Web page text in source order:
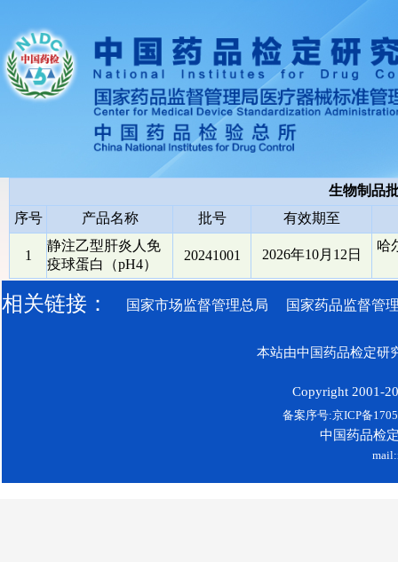
生物制品
序号
产品名称 批号 有效期至
1
静注乙型肝炎人免
疫球蛋白（pH4）
20241001 2026年10月12日
哈
相关链接： 国家市场监督管理总局 国家药品监督管
本站由中国药品检定研
Copyright 2001-
备案序号:京ICP备
中国药品检